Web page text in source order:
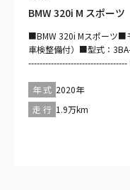
備工場を完備しておりま
塗装、修理に至るまで全
保証 保証期間：3ヵ月 保
格に含まれています。詳
自社整備工場を完備して
整備させて頂きます♪ ま
ます！！
BMW 320i M スポーツ
■BMW 320i Mスポーツ■
車検整備付）■型式：3BA-5F20
----------------------------------- ■ボディ／ミネラル・グレー ■インテリ
------ ■走行１８,８００ｋｍ■直列４気筒DOHC／１８AW／ターボ
／１９９８ｃｃ■最高出力／１８４ps ■最大
（購入時に新規取得）】 車検の取得にあたって必要な費用（自動車
重量税、自賠責保険料など
年 式 2020年
走 行 1.9万km